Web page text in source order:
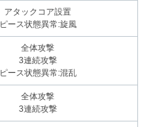
アタックコア設置
ピース状態異常:旋風
全体攻撃
3連続攻撃
ピース状態異常:混乱
全体攻撃
3連続攻撃